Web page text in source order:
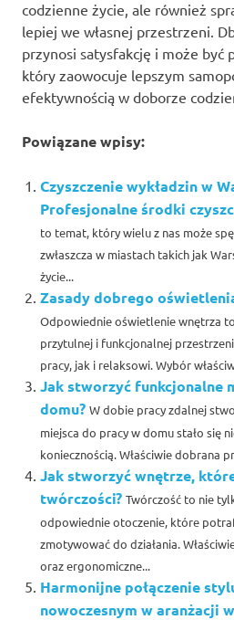
codzienne życie, ale również
lepiej we własnej przestrzeni.
przynosi satysfakcję i może być
który zaowocuje lepszym
efektywnością w doborze
Powiązane wpisy:
Czyszczenie wykładzin w
Profesjonalne środki
to temat, który wielu z nas może
zwłaszcza w miastach takich jak
życie...
Zasady dobrego
Odpowiednie oświetlenie wnętrza
przytulnej i funkcjonalnej
pracy, jak i relaksowi. Wybór
Jak stworzyć funkcjonalne
domu? W dobie pracy zdalnej
miejsca do pracy w domu stało się
koniecznością. Właściwie dobrana
Jak stworzyć wnętrze,
twórczości? Twórczość to nie
odpowiednie otoczenie, które
zmotywować do działania.
oraz ergonomiczne...
Harmonijne połączenie
nowoczesnym w aranżacji